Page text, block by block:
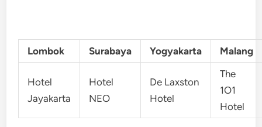
Lombok Surabaya Yogyakarta Malang
Hotel
Jayakarta
Hotel
NEO
De Laxston
Hotel
The
1O1
Hotel